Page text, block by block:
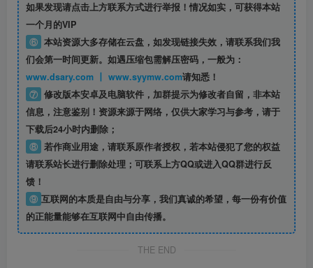
如果发现请点击上方联系方式进行举报！情况如实，可获得本站
一个月的VIP
⑥ 本站资源大多存储在云盘，如发现链接失效，请联系我们我
们会第一时间更新。如遇压缩包需解压密码，一般为：
www.dsary.com 丨 www.syymw.com请知悉！
⑦ 修改版本安卓及电脑软件，加群提示为修改者自留， 非本站
信息，注意鉴别！资源来源于网络，仅供大家学习与参考，请于
下载后24小时内删除；
⑧ 若作商业用途，请联系原作者授权，若本站侵犯了您的权益
请联系站长进行删除处理；可联系上方QQ或进入QQ群进行反
馈！
⑨ 互联网的本质是自由与分享，我们真诚的希望，每一份有价值
的正能量能够在互联网中自由传播。
THE END